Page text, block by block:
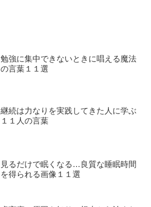
勉強に集中できないときに唱える魔法
の言葉１１選
継続は力なりを実践してきた人に学ぶ
１１人の言葉
見るだけで眠くなる…良質な睡眠時間
を得られる画像１１選